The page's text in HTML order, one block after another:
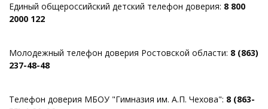
Единый общероссийский детский телефон доверия: 8 800
2000 122
Молодежный телефон доверия Ростовской области: 8 (863)
237-48-48
Телефон доверия МБОУ "Гимназия им. А.П. Чехова": 8 (863-